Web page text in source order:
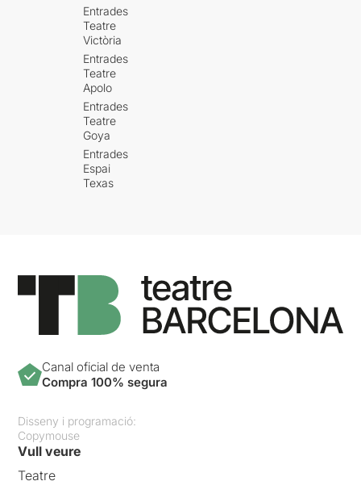
Entrades
Teatre
Victòria
Entrades
Teatre
Apolo
Entrades
Teatre
Goya
Entrades
Espai
Texas
Canal oficial de venta
Compra 100% segura
Disseny i programació:
Copymouse
Vull veure
Teatre